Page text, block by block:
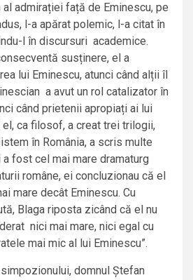
admirației față de Eminescu, pe
l-a apărat polemic, l-a citat în
l în discursuri academice.
susținere, el a
lui Eminescu, atunci când alții îl
a avut un rol catalizator în
când prietenii apropiați ai lui
el, ca filosof, a creat trei trilogii,
în România, a scris multe
fost cel mai mare dramaturg
române, ei concluzionau că el
mare decât Eminescu. Cu
Blaga riposta zicând că el nu
nici mai mare, nici egal cu
mai mic al lui Eminescu”.
domnul Ștefan